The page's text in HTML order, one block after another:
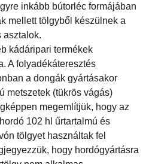
inkább bútorléc formájában
mellett tölgyből készülnek a
asztalok.
kádáripari termékek
A folyadékáteresztés
a dongák gyártásakor
metszetek (tükrös vágás)
megemlítjük, hogy az
102 hl űrtartalmú és
tölgyet használtak fel
hogy hordógyártásra